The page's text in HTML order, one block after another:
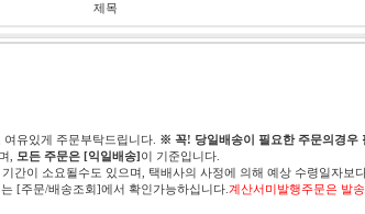
제목
유있게 주문부탁드립니다. ※ 꼭! 당일배송이 필요한 주문의경우
,
모든 주문은 [익일배송]이 기준입니다.
간이 소요될수도 있으며, 택배사의 사정에 의해 예상 수령일자보
[주문/배송조회]에서 확인가능하십니다. 계산서미발행주문은 발